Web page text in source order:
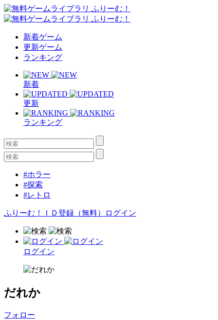
新着ゲーム
更新ゲーム
ランキング
新着
更新
ランキング
#ホラー
#探索
#レトロ
ふりーむ！ＩＤ登録（無料） ログイン
ログイン
だれか
フォロー